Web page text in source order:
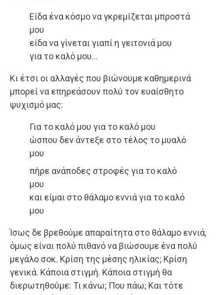
Είδα ένα κόσμο να γκρεμίζεται μπροστά
μου
είδα να γίνεται γιαπί η γειτονιά μου
για το καλό μου…
Κι έτσι οι αλλαγές που βιώνουμε καθημερινά
μπορεί να επηρεάσουν πολύ τον ευαίσθητο
ψυχισμό μας:
Για το καλό μου για το καλό μου
ώσπου δεν άντεξε στο τέλος το μυαλό
μου
πήρε ανάποδες στροφές για το καλό
μου
και είμαι στο θάλαμο εννιά για το καλό
μου
Ίσως δε βρεθούμε απαραίτητα στο θάλαμο εννιά,
όμως είναι πολύ πιθανό να βιώσουμε ένα πολύ
μεγάλο σοκ. Κρίση της μέσης ηλικίας; Κρίση
γενικά. Κάποια στιγμή. Κάποια στιγμή θα
διερωτηθούμε: Τι κάνω; Που πάω; Και τότε